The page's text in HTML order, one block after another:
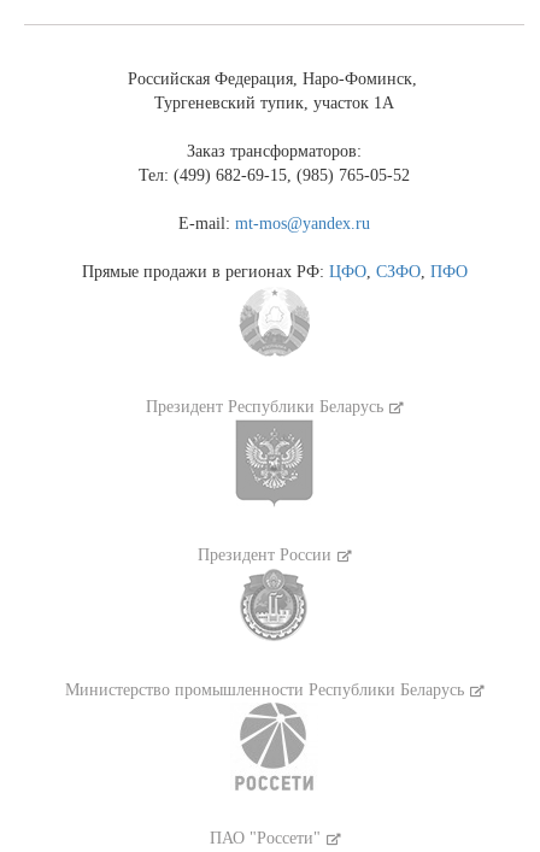
Российская Федерация, Наро-Фоминск,
Тургеневский тупик, участок 1А
Заказ трансформаторов:
Тел: (499) 682-69-15, (985) 765-05-52
E-mail:mt-mos@yandex.ru
Прямые продажи в регионах РФ: ЦФО, СЗФО, ПФО
Президент Республики Беларусь
Президент России
Министерство промышленности Республики Беларусь
ПАО "Россети"